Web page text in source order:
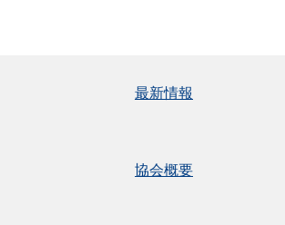
最新情報
協会概要